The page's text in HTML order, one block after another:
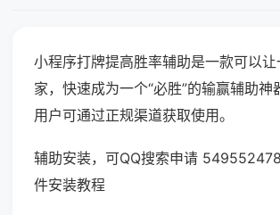
小程序打牌提高胜率辅助是一款可以
家，快速成为一个“必胜”的输赢辅助神
用户可通过正规渠道获取使用。
辅助安装，可QQ搜索申请
件安装教程